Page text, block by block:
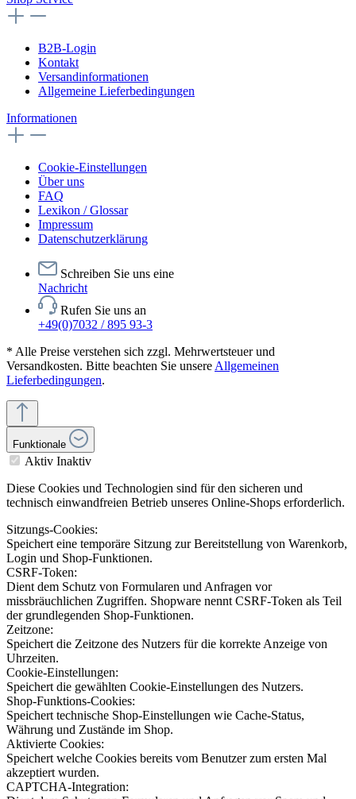
B2B-Login
Kontakt
Versandinformationen
Allgemeine Lieferbedingungen
Informationen
Cookie-Einstellungen
Über uns
FAQ
Lexikon / Glossar
Impressum
Datenschutzerklärung
Schreiben Sie uns eine
Nachricht
Rufen Sie uns an
+49(0)7032 / 895 93-3
* Alle Preise verstehen sich zzgl. Mehrwertsteuer und
Versandkosten. Bitte beachten Sie unsere Allgemeinen
Lieferbedingungen.
Funktionale
Aktiv Inaktiv
Diese Cookies und Technologien sind für den sicheren und
technisch einwandfreien Betrieb unseres Online-Shops erforderlich.
Sitzungs-Cookies:
Speichert eine temporäre Sitzung zur Bereitstellung von Warenkorb,
Login und Shop-Funktionen.
CSRF-Token:
Dient dem Schutz von Formularen und Anfragen vor
missbräuchlichen Zugriffen. Shopware nennt CSRF-Token als Teil
der grundlegenden Shop-Funktionen.
Zeitzone:
Speichert die Zeitzone des Nutzers für die korrekte Anzeige von
Uhrzeiten.
Cookie-Einstellungen:
Speichert die gewählten Cookie-Einstellungen des Nutzers.
Shop-Funktions-Cookies:
Speichert technische Shop-Einstellungen wie Cache-Status,
Währung und Zustände im Shop.
Aktivierte Cookies:
Speichert welche Cookies bereits vom Benutzer zum ersten Mal
akzeptiert wurden.
CAPTCHA-Integration: